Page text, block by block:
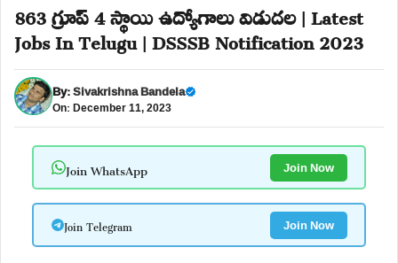
863 గ్రూప్ 4 స్థాయి ఉద్యోగాలు విడుదల | Latest
Jobs In Telugu | DSSSB Notification 2023
By:Sivakrishna Bandela
On: December 11, 2023
Join WhatsApp Join Now
Join Telegram Join Now